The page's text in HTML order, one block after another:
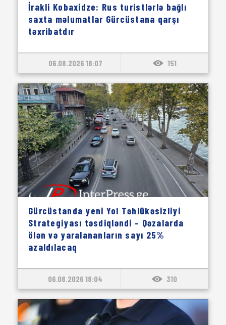
İrakli Kobaxidze: Rus turistlərlə bağlı
saxta məlumatlar Gürcüstana qarşı
təxribatdır
06.08.2026 18:07 151
Gürcüstanda yeni Yol Təhlükəsizliyi
Strategiyası təsdiqləndi – Qəzalarda
ölən və yaralananların sayı 25%
azaldılacaq
06.08.2026 18:04 310